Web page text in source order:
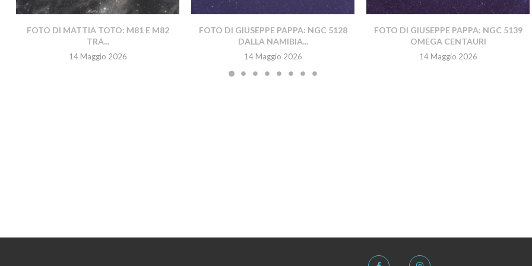
FOTO DI MATTIA TOTO: M81 E M82
TRA...
14 Maggio 2026
FOTO DI GIUSEPPE PAPPA: NGC 5128
DALLA NAMIBIA...
14 Maggio 2026
FOTO DI GIUSEPPE PAPPA: NGC 5139
OMEGA CENTAURI
14 Maggio 2026